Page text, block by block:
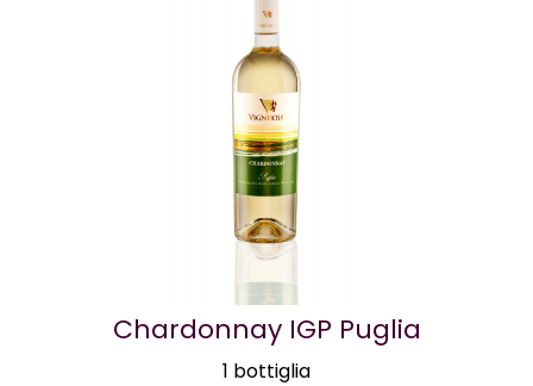
Chardonnay IGP Puglia
1 bottiglia